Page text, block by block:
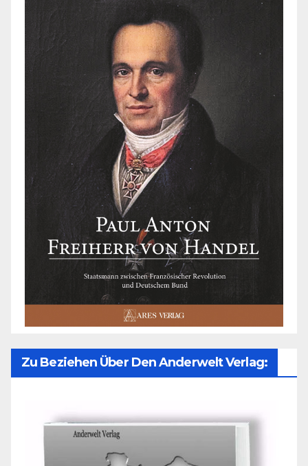
Zu Beziehen Über Den Anderwelt Verlag: